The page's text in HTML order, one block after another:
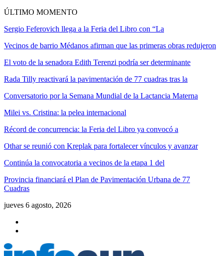
ÚLTIMO MOMENTO
Sergio Feferovich llega a la Feria del Libro con “La
Vecinos de barrio Médanos afirman que las primeras obras redujeron
El voto de la senadora Edith Terenzi podría ser determinante
Rada Tilly reactivará la pavimentación de 77 cuadras tras la
Conversatorio por la Semana Mundial de la Lactancia Materna
Milei vs. Cristina: la pelea internacional
Récord de concurrencia: la Feria del Libro ya convocó a
Othar se reunió con Kreplak para fortalecer vínculos y avanzar
Continúa la convocatoria a vecinos de la etapa 1 del
Provincia financiará el Plan de Pavimentación Urbana de 77
Cuadras
jueves 6 agosto, 2026